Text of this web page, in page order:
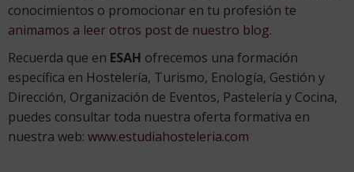
conocimientos o promocionar en tu profesión te
animamos a leer otros post de nuestro blog.
Recuerda que en ESAH ofrecemos una formación
específica en Hostelería, Turismo, Enología, Gestión y
Dirección, Organización de Eventos, Pastelería y Cocina,
puedes consultar toda nuestra oferta formativa en
nuestra web: www.estudiahosteleria.com